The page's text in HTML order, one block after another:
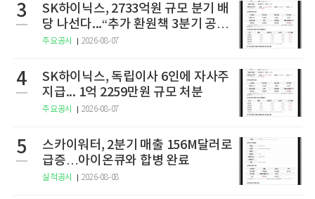
3
SK하이닉스, 2733억원 규모 분기 배
당 나선다...“추가 환원책 3분기 공
개”
주요공시 2026-08-07
4
SK하이닉스, 독립이사 6인에 자사주
지급... 1억 2259만원 규모 처분
주요공시 2026-08-07
5
스카이워터, 2분기 매출 156M달러로
급증…아이온큐와 합병 완료
실적공시 2026-08-08